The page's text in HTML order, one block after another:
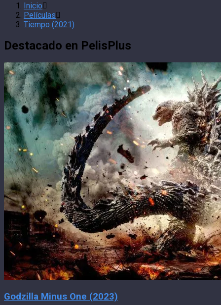
Inicio
Películas
Tiempo (2021)
Destacado en PelisPlus
Godzilla Minus One (2023)